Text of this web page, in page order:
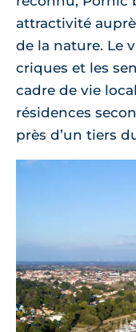
attractivité
de la nature. Le
criques et les
cadre de vie
résidences
près d’un tiers